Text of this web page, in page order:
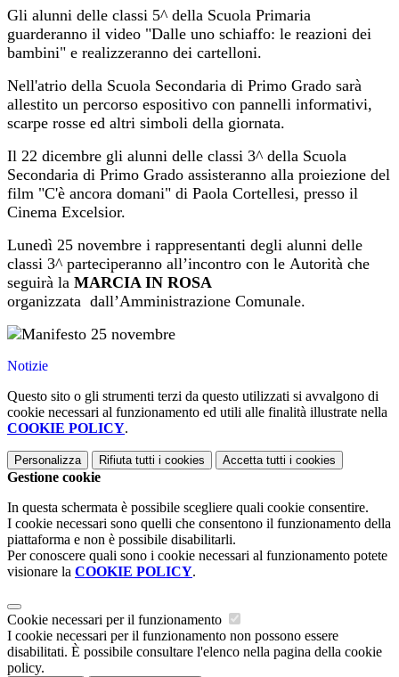
Gli alunni delle classi 5^ della Scuola Primaria
guarderanno il video "Dalle uno schiaffo: le reazioni dei
bambini" e realizzeranno dei cartelloni.
Nell'atrio della Scuola Secondaria di Primo Grado sarà
allestito un percorso espositivo con pannelli informativi,
scarpe rosse ed altri simboli della giornata.
Il 22 dicembre gli alunni delle classi 3^ della Scuola
Secondaria di Primo Grado assisteranno alla proiezione del
film "C'è ancora domani" di Paola Cortellesi, presso il
Cinema Excelsior.
Lunedì 25 novembre i rappresentanti degli alunni delle
classi 3^ parteciperanno all’incontro con le Autorità che
seguirà la MARCIA IN ROSA
organizzata dall’Amministrazione Comunale.
Notizie
Questo sito o gli strumenti terzi da questo utilizzati si avvalgono di
cookie necessari al funzionamento ed utili alle finalità illustrate nella
COOKIE POLICY.
Personalizza Rifiuta tutti i cookies Accetta tutti i cookies
Gestione cookie
In questa schermata è possibile scegliere quali cookie consentire.
I cookie necessari sono quelli che consentono il funzionamento della
piattaforma e non è possibile disabilitarli.
Per conoscere quali sono i cookie necessari al funzionamento potete
visionare la COOKIE POLICY.
Cookie necessari per il funzionamento
I cookie necessari per il funzionamento non possono essere
disabilitati. È possibile consultare l'elenco nella pagina della cookie
policy.